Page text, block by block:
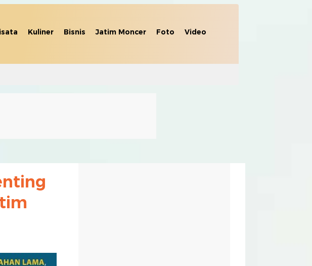
Kuliner Bisnis Jatim Moncer Foto Video